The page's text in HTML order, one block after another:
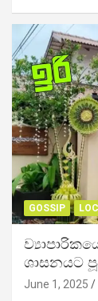
GOSSIP
ශාසනයට
June 1, 2025